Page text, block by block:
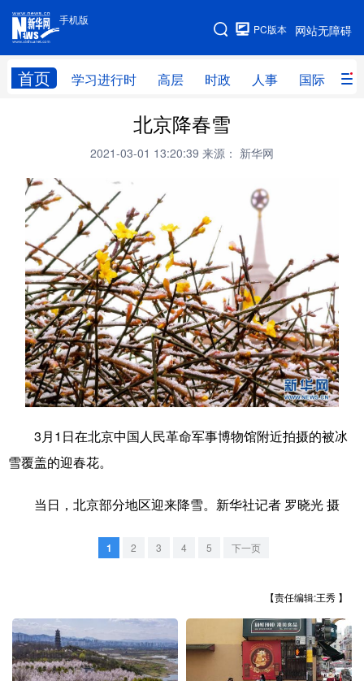
手机版
网站无障碍
PC版本
首页 学习进行时 高层 时政 人事 国际 财
手机版
网站地图
高层 时政
财经 网评
台湾 思客智库
科技 科创 量子
文化 书画 健康 军事
访谈 视频 图片 政务
法律 中央文件 金融 汽车
食品 人居 信息化 数字经济
学术中国 乡村振兴 银龄 溯源中国
城市 旅游 能源 会展
彩票
公益 一带一路 亚太网 上市公司
北京 山西
辽宁 吉林 江苏
北京降春雪
2021-03-01 13:20:39 来源： 新华网
3月1日在北京中国人民革命军事博物馆附近拍摄的被冰
雪覆盖的迎春花。
当日，北京部分地区迎来降雪。新华社记者 罗晓光 摄
1 2 3 4 5 下一页
【责任编辑:王秀 】